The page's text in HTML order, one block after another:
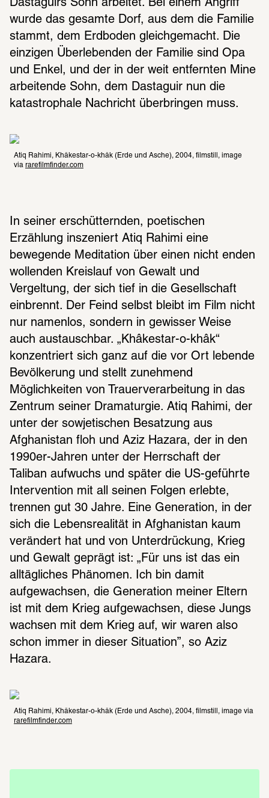
Dastaguirs Sohn arbeitet. Bei einem Angriff
wurde das gesamte Dorf, aus dem die Familie
stammt, dem Erdboden gleichgemacht. Die
einzigen Überlebenden der Familie sind Opa
und Enkel, und der in der weit entfernten Mine
arbeitende Sohn, dem Dastaguir nun die
katastrophale Nachricht überbringen muss.
Atiq Rahimi, Khâkestar-o-khâk (Erde und Asche), 2004, filmstill, image
via rarefilmfinder.com
In seiner erschütternden, poetischen
Erzählung inszeniert Atiq Rahimi eine
bewegende Meditation über einen nicht enden
wollenden Kreislauf von Gewalt und
Vergeltung, der sich tief in die Gesellschaft
einbrennt. Der Feind selbst bleibt im Film nicht
nur namenlos, sondern in gewisser Weise
auch austauschbar. „Khâkestar-o-khâk“
konzentriert sich ganz auf die vor Ort lebende
Bevölkerung und stellt zunehmend
Möglichkeiten von Trauerverarbeitung in das
Zentrum seiner Dramaturgie. Atiq Rahimi, der
unter der sowjetischen Besatzung aus
Afghanistan floh und Aziz Hazara, der in den
1990er-Jahren unter der Herrschaft der
Taliban aufwuchs und später die US-geführte
Intervention mit all seinen Folgen erlebte,
trennen gut 30 Jahre. Eine Generation, in der
sich die Lebensrealität in Afghanistan kaum
verändert hat und von Unterdrückung, Krieg
und Gewalt geprägt ist: „Für uns ist das ein
alltägliches Phänomen. Ich bin damit
aufgewachsen, die Generation meiner Eltern
ist mit dem Krieg aufgewachsen, diese Jungs
wachsen mit dem Krieg auf, wir waren also
schon immer in dieser Situation”, so Aziz
Hazara.
rarefilmfinder.com